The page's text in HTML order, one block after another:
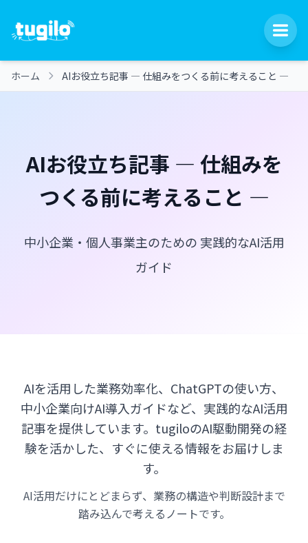
ホーム AIお役立ち記事 ― 仕組みをつくる前に考えること ―
AIお役立ち記事 ― 仕組みを
つくる前に考えること ―
中小企業・個人事業主のための 実践的なAI活用
ガイド
AIを活用した業務効率化、ChatGPTの使い方、
中小企業向けAI導入ガイドなど、実践的なAI活用
記事を提供しています。tugiloのAI駆動開発の経
験を活かした、すぐに使える情報をお届けしま
す。
AI活用だけにとどまらず、業務の構造や判断設計まで
踏み込んで考えるノートです。